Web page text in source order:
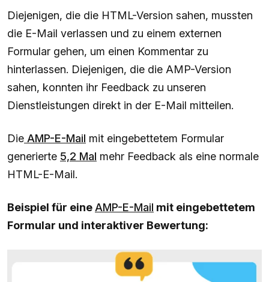
Diejenigen, die die HTML-Version sahen, mussten
die E-Mail verlassen und zu einem externen
Formular gehen, um einen Kommentar zu
hinterlassen. Diejenigen, die die AMP-Version
sahen, konnten ihr Feedback zu unseren
Dienstleistungen direkt in der E-Mail mitteilen.
Die AMP-E-Mail mit eingebettetem Formular
generierte 5,2 Mal mehr Feedback als eine normale
HTML-E-Mail.
Beispiel für eine AMP-E-Mail mit eingebettetem
Formular und interaktiver Bewertung: